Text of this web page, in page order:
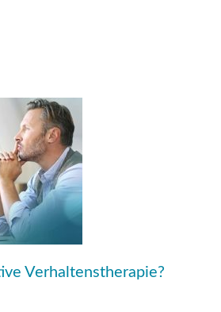
Verhaltenstherapie?